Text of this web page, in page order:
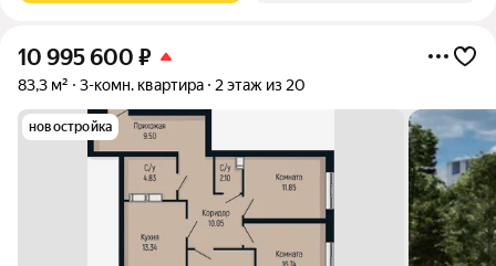
10 995 600 ₽
83,3 м² 3-комн. квартира 2 этаж из 20
новостройка